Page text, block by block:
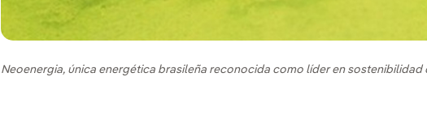
Neoenergia, única energética brasileña reconocida como líder en sostenibilidad